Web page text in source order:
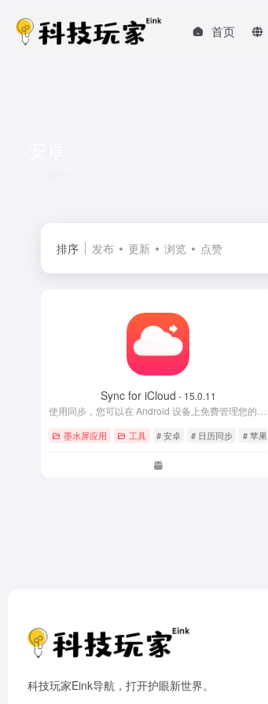
首页
排序 发布 更新 浏览 点赞
Sync for iCloud - 15.0.11
墨水屏应用 工具 # 安卓 # 日历同步 # 苹果
科技玩家Eink导航，打开护眼新世界。